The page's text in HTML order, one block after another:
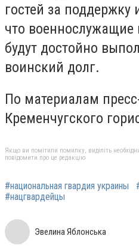
гостей за
что
будут достойно
воинский долг.
По материалам
Кременчугского
Якщо ви помітили помилку, виділіть
повідомити про це редакцію
#национальная гвардия украины
#нацгвардейцы
Эвелина Яблонська